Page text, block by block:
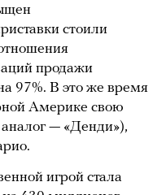
стоили
продажи
97%. В это же время
Америке свою
— «Денди»),
игрой стала